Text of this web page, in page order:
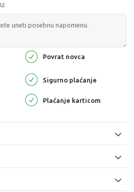
Povrat novca
Sigurno plaćanje
Plaćanje karticom